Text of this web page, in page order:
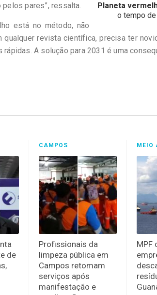
Planeta
o tempo
pares”, ressalta.
está no método, não
qualquer revista científica, precisa ter
A solução para 2031 é uma
de
CAMPOS
Profissionais da
limpeza pública em
Campos retomam
serviços após
manifestação e
MEIO
MPF